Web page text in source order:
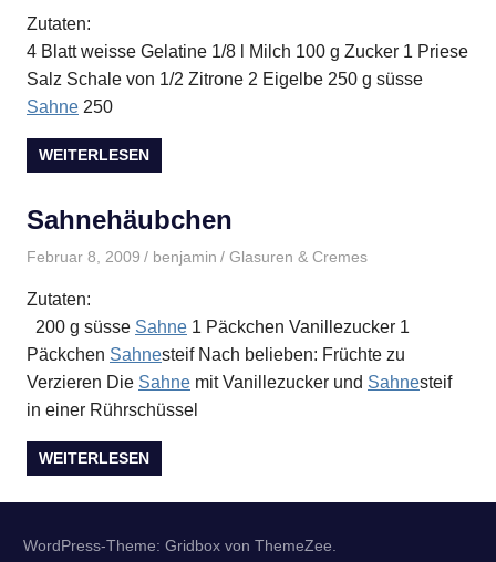
Zutaten:
4 Blatt weisse Gelatine 1/8 l Milch 100 g Zucker 1 Priese
Salz Schale von 1/2 Zitrone 2 Eigelbe 250 g süsse
Sahne 250
WEITERLESEN
Sahnehäubchen
Februar 8, 2009 benjamin Glasuren & Cremes
Zutaten:
200 g süsse Sahne 1 Päckchen Vanillezucker 1
Päckchen Sahnesteif Nach belieben: Früchte zu
Verzieren Die Sahne mit Vanillezucker und Sahnesteif
in einer Rührschüssel
WEITERLESEN
WordPress-Theme: Gridbox von ThemeZee.